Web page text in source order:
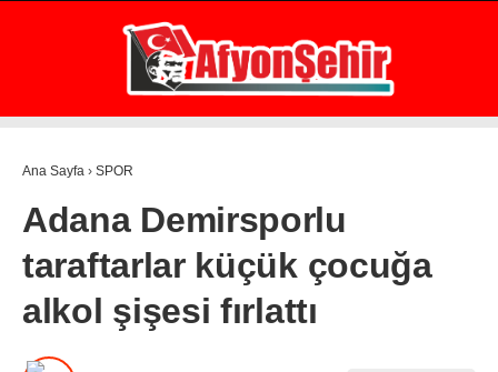
29.1 °
AFYON
GÜNDEM
EKONOMİ
ASAYİŞ
POLİTİKA
SPOR
Ana Sayfa › SPOR
Adana Demirsporlu
taraftarlar küçük çocuğa
alkol şişesi fırlattı